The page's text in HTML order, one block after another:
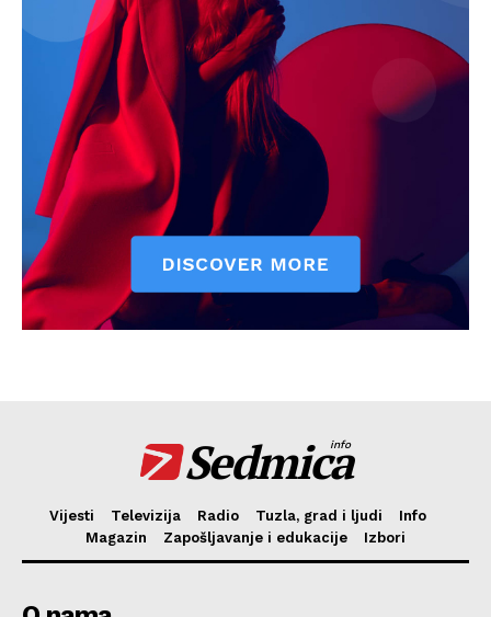
Sedmica
info
Vijesti Televizija Radio Tuzla, grad i ljudi
Info
Magazin
Zapošljavanje i edukacije Izbori